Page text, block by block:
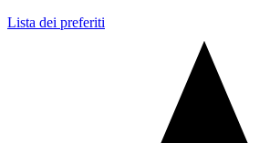
Lista dei preferiti